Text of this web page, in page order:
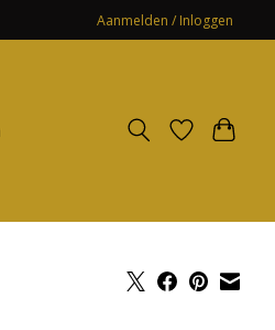
Aanmelden / Inloggen